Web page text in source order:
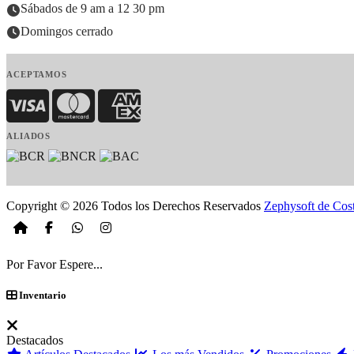
Sábados de 9 am a 12 30 pm
Domingos cerrado
ACEPTAMOS
Visa MasterCardAmerican Express
ALIADOS
Copyright © 2026 Todos los Derechos Reservados Zephysoft de
Por Favor Espere...
Inventario
Destacados